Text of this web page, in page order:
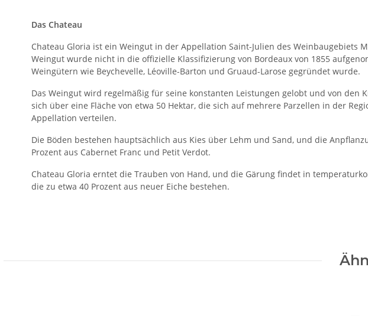
Das Chateau
Chateau Gloria ist ein Weingut in der Appellation Saint-Julien des
Weingut wurde nicht in die offizielle Klassifizierung von Bordeaux von 1855
Weingütern wie Beychevelle, Léoville-Barton und Gruaud-Larose gegründet wurde.
Das Weingut wird regelmäßig für seine konstanten Leistungen gelobt und von
sich über eine Fläche von etwa 50 Hektar, die sich auf mehrere Parzellen in der
Appellation verteilen.
Die Böden bestehen hauptsächlich aus Kies über Lehm und Sand, und die
Prozent aus Cabernet Franc und Petit Verdot.
Chateau Gloria erntet die Trauben von Hand, und die Gärung findet in
die zu etwa 40 Prozent aus neuer Eiche bestehen.